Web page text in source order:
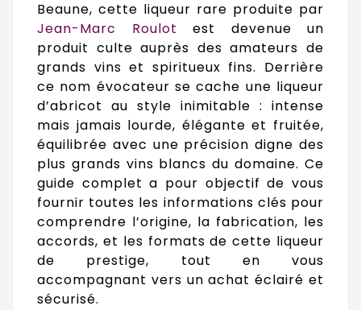
Beaune, cette liqueur rare produite par
Jean-Marc Roulot est devenue un
produit culte auprès des amateurs de
grands vins et spiritueux fins. Derrière
ce nom évocateur se cache une liqueur
d’abricot au style inimitable : intense
mais jamais lourde, élégante et fruitée,
équilibrée avec une précision digne des
plus grands vins blancs du domaine. Ce
guide complet a pour objectif de vous
fournir toutes les informations clés pour
comprendre l’origine, la fabrication, les
accords, et les formats de cette liqueur
de prestige, tout en vous
accompagnant vers un achat éclairé et
sécurisé.